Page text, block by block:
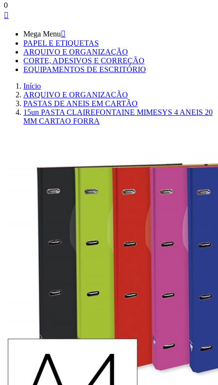
0

Mega Menu
PAPEL E ETIQUETAS
ARQUIVO E ORGANIZAÇÃO
CORTE, ADESIVOS E CORREÇÃO
EQUIPAMENTOS DE ESCRITÓRIO
Início
ARQUIVO E ORGANIZAÇÃO
PASTAS DE ANEIS EM CARTÃO
15un PASTA CLAIREFONTAINE MIMESYS 4 ANEIS 20
MM CARTAO FORRA